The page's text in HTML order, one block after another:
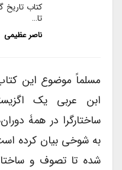
کتاب تاریخ
تا…
ناصر عظیمی
مسلماً موضوع این
ابن عربی یک
ساختارگرا در همۀ
به شوخی بیان کرده
شده تا تصوف و